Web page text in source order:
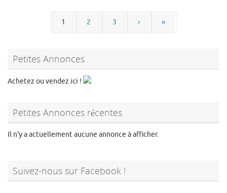
1 2 3 › »
Petites Annonces
Achetez ou vendez ici !
Petites Annonces récentes
Il n'y a actuellement aucune annonce à afficher.
Suivez-nous sur Facebook !